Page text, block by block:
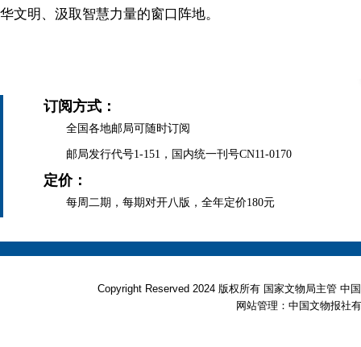
华文明、汲取智慧力量的窗口阵地。
订阅方式：
全国各地邮局可随时订阅
邮局发行代号1-151，国内统一刊号CN11-0170
定价：
每周二期，每期对开八版，全年定价180元
Copyright Reserved 2024 版权所有 国家文物局主管
网站管理：中国文物报社